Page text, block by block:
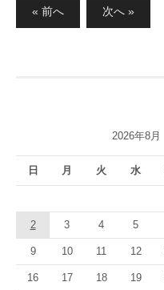
稿
り
« 前へ 次へ »
2026年8月
日 月 火 水
2 3 4 5
9 10 11 12
16 17 18 19